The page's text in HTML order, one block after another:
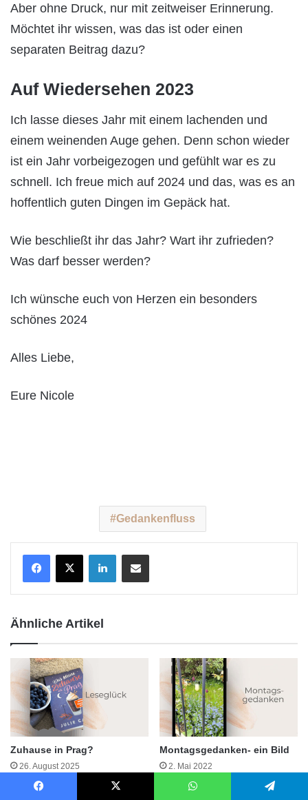
Aber ohne Druck, nur mit zeitweiser Erinnerung.
Möchtet ihr wissen, was das ist oder einen
separaten Beitrag dazu?
Auf Wiedersehen 2023
Ich lasse dieses Jahr mit einem lachenden und
einem weinenden Auge gehen. Denn schon wieder
ist ein Jahr vorbeigezogen und gefühlt war es zu
schnell. Ich freue mich auf 2024 und das, was es an
hoffentlich guten Dingen im Gepäck hat.
Wie beschließt ihr das Jahr? Wart ihr zufrieden?
Was darf besser werden?
Ich wünsche euch von Herzen ein besonders
schönes 2024
Alles Liebe,
Eure Nicole
Gedankenfluss
Ähnliche Artikel
Zuhause in Prag?
26. August 2025
Montagsgedanken- ein Bild
2. Mai 2022